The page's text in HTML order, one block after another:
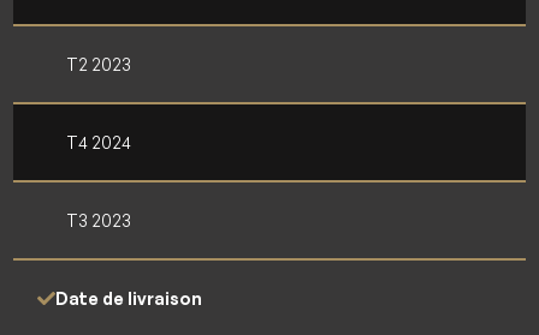
T2 2023
T4 2024
T3 2023
Date de livraison